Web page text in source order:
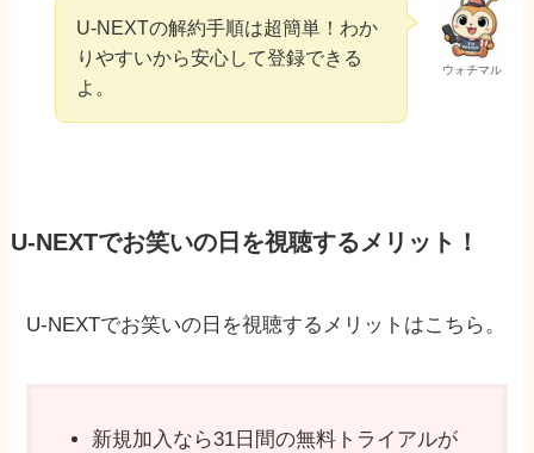
ウォチマル
U-NEXTの解約手順は超簡単！わか
りやすいから安心して登録できる
よ。
U-NEXTでお笑いの日を視聴するメリット！
U-NEXTでお笑いの日を視聴するメリットはこちら。
新規加入なら31日間の無料トライアルが